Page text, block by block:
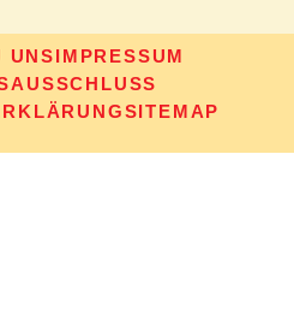
UNSIMPRESSUM
SITEMAP